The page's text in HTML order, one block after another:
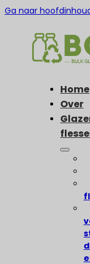
Ga naar
Home
Over